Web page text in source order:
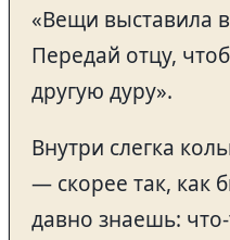
«Вещи выставила
Передай отцу,
другую дуру».
Внутри слегка
— скорее так, как
давно знаешь: